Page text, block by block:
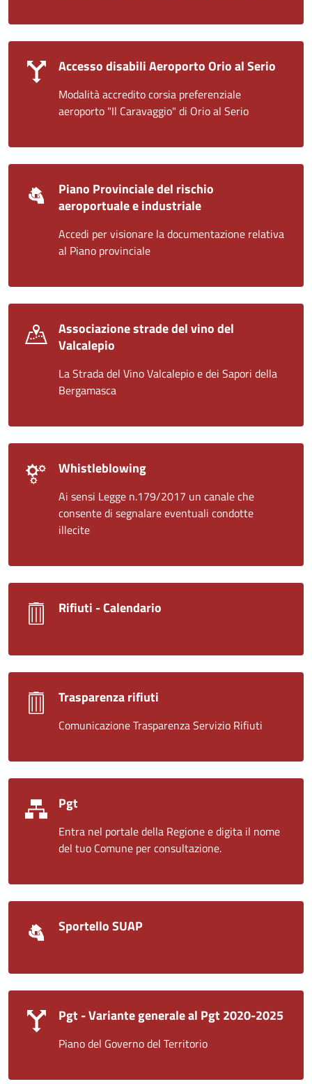
Accesso disabili Aeroporto Orio al Serio
Modalità accredito corsia preferenziale
aeroporto "Il Caravaggio" di Orio al Serio
Piano Provinciale del rischio
aeroportuale e industriale
Accedi per visionare la documentazione relativa
al Piano provinciale
Associazione strade del vino del
Valcalepio
La Strada del Vino Valcalepio e dei Sapori della
Bergamasca
Whistleblowing
Ai sensi Legge n.179/2017 un canale che
consente di segnalare eventuali condotte
illecite
Rifiuti - Calendario
Trasparenza rifiuti
Comunicazione Trasparenza Servizio Rifiuti
Pgt
Entra nel portale della Regione e digita il nome
del tuo Comune per consultazione.
Sportello SUAP
Pgt - Variante generale al Pgt 2020-2025
Piano del Governo del Territorio